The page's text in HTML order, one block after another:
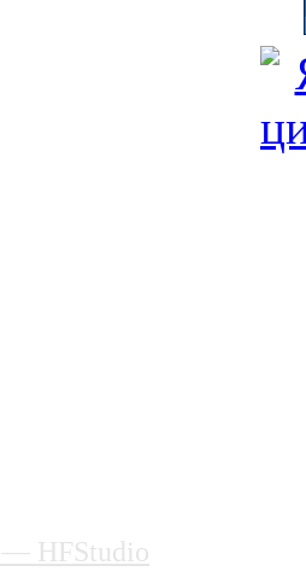
— HFStudio